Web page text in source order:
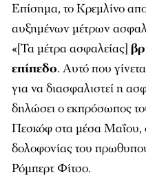
Επίσημα, το Κρεμλίνο
αυξημένων μέτρων
«[Τα μέτρα ασφαλείας]
επίπεδο. Αυτό που
για να διασφαλιστεί η
δηλώσει ο εκπρόσωπος
Πεσκόφ στα μέσα Μαΐου,
δολοφονίας του
Ρόμπερτ Φίτσο.